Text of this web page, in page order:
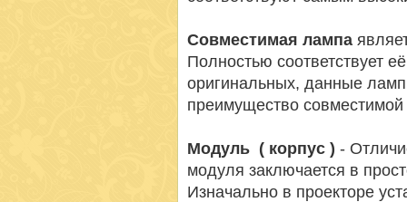
Совместимая лампа
Полностью соответствует
оригинальных, данные
преимущество
Модуль ( корпус ) -
модуля заключается в
Изначально в проекторе